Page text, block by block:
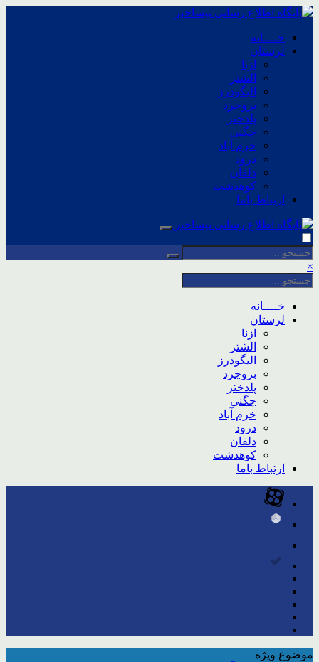
خــــانه
لرستان
ازنا
الشتر
الیگودرز
بروجرد
پلدختر
چگنی
خرم آباد
درود
دلفان
کوهدشت
ارتباط باما
×
خــــانه
لرستان
ازنا
الشتر
الیگودرز
بروجرد
پلدختر
چگنی
خرم آباد
درود
دلفان
کوهدشت
ارتباط باما
موضوع ویژه